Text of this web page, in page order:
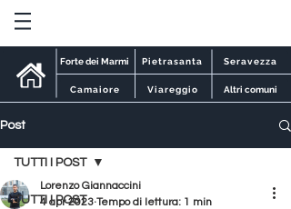
Forte dei Marmi Pietrasanta Seravezza
Camaiore Viareggio Altri comuni
Post
TUTTI I POST
TUTTI I POST
Lorenzo Giannaccini
4 apr 2023 Tempo di lettura: 1 min